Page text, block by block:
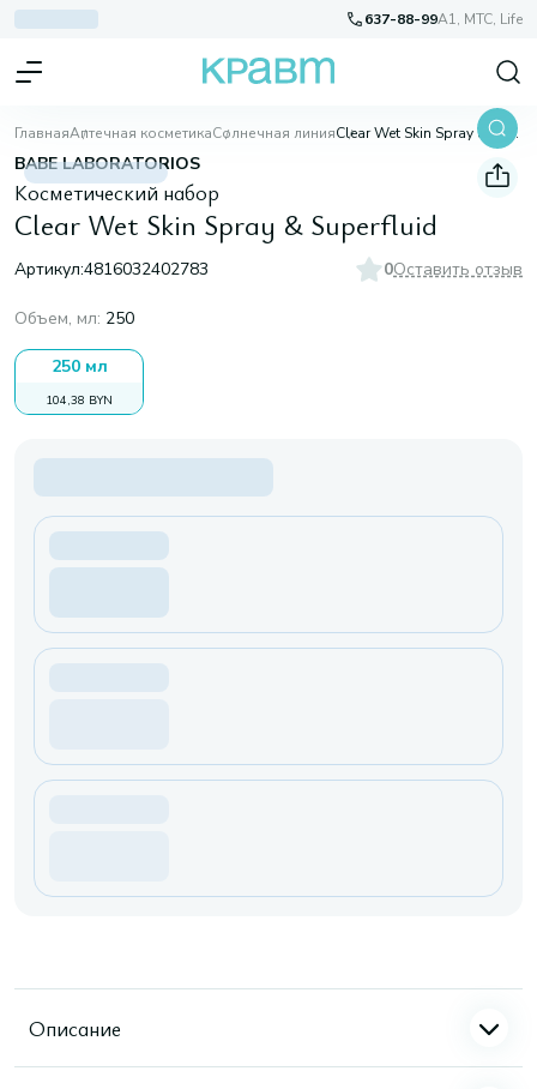
637-88-99A1, МТС, Life
ГлавнаяАптечная косметикаСолнечная линия Clear Wet Skin Spray & Superfluid
BABE LABORATORIOS
Косметический набор
Clear Wet Skin Spray & Superfluid
Артикул:4816032402783 0Оставить отзыв
Объем, мл: 250
250 мл
104,38 BYN
Описание